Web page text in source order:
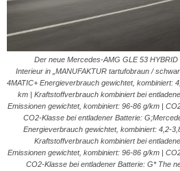
Der neue Mercedes-AMG GLE 53
Interieur in „MANUFAKTUR tartufobraun /
4MATIC+ Energieverbrauch gewichtet, kombiniert:
km | Kraftstoffverbrauch kombiniert bei
Emissionen gewichtet, kombiniert: 96-86 g/km |
CO2-Klasse bei entladener Batterie:
Energieverbrauch gewichtet, kombiniert: 4,2-
Kraftstoffverbrauch kombiniert bei
Emissionen gewichtet, kombiniert: 96-86 g/km |
CO2-Klasse bei entladener Batterie: G* The